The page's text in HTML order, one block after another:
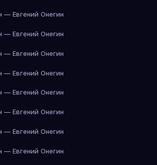
— Евгений Онегин
— Евгений Онегин
— Евгений Онегин
— Евгений Онегин
— Евгений Онегин
— Евгений Онегин
— Евгений Онегин
— Евгений Онегин